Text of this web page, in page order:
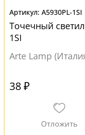
A5930PL-1SI
Точечный
1SI
Arte Lamp
38 ₽